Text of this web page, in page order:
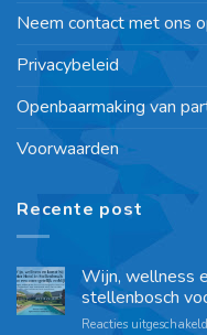
Neem contact met ons
Privacybeleid
Openbaarmaking van
Voorwaarden
Recente post
Wijn, wellness
stellenbosch
Reacties uitgeschakeld